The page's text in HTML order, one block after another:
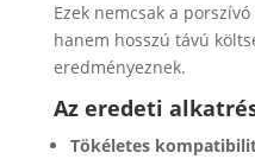
Ezek nemcsak a
hanem hosszú távú
eredményeznek.
Az eredeti
Tökéletes